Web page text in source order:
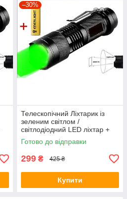
–30%
Телескопічний Ліхтарик із
зеленим світлом /
світлодіодний LED ліхтар +
батарейка
Готово до відправки
299 ₴ 425 ₴
Купити